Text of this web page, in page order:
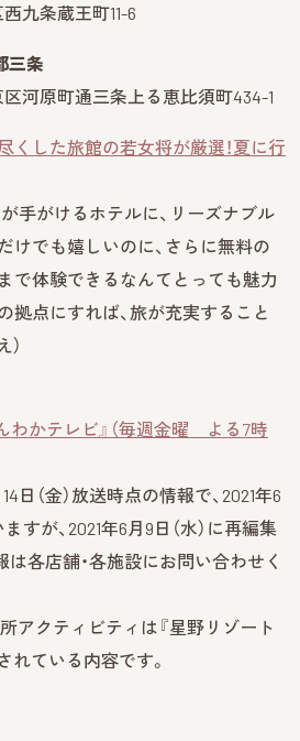
九条蔵王町11-6
三条
区河原町通三条上る恵比須町434-1
くした旅館の若女将が厳選！夏に行
手がけるホテルに、リーズナブル
けでも嬉しいのに、さらに無料の
で体験できるなんてとっても魅力
点にすれば、旅が充実すること
）
わかテレビ』（毎週金曜 よる7時
日（金）放送時点の情報で、2021年6
すが、2021年6月9日（水）に再編集
は各店舗・各施設にお問い合わせく
アクティビティは『星野リゾート
れている内容です。